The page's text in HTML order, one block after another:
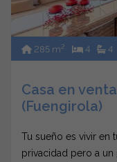
285 m2 4 4
Casa en
(Fuengirola)
Tu sueño es vivir en
privacidad pero a